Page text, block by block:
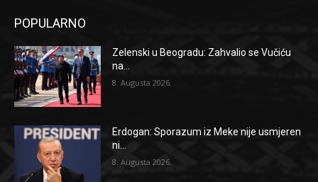
POPULARNO
Zelenski u Beogradu: Zahvalio se Vučiću
na...
8. Augusta 2026.
Erdogan: Sporazum iz Meke nije usmjeren
ni...
8. Augusta 2026.